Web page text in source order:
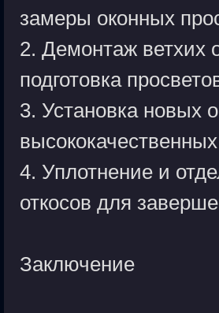
замеры оконных
2. Демонтаж ветхих
подготовка
3. Установка новых
4. Уплотнение и
откосов для
Заключение